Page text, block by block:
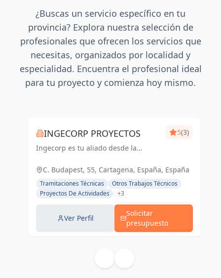
¿Buscas un servicio específico en tu
provincia? Explora nuestra selección de
profesionales que ofrecen los servicios que
necesitas, organizados por localidad y
especialidad. Encuentra el profesional ideal
para tu proyecto y comienza hoy mismo.
INGECORP PROYECTOS
Ingecorp es tu aliado desde la
proyecto. Especializados en licencias,
proyectos ejecutivos, reformas y
energía solar. Expertos compr...
5(3)
C. Budapest, 55, Cartagena, España, España
Tramitaciones Técnicas
Otros Trabajos Técnicos
Proyectos De Actividades
+3
Ver Perfil
Solicitar
presupuesto